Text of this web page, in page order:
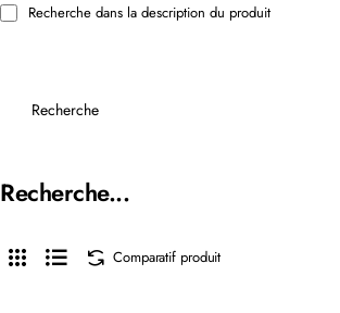
Recherche dans la description du produit
Recherche
Recherche...
Comparatif produit